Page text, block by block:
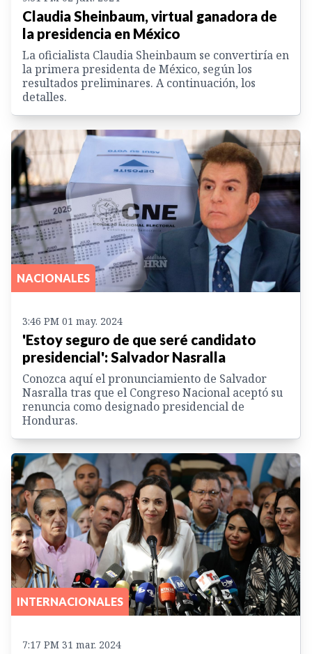
Claudia Sheinbaum, virtual ganadora de
la presidencia en México
La oficialista Claudia Sheinbaum se convertiría en
la primera presidenta de México, según los
resultados preliminares. A continuación, los
detalles.
NACIONALES
3:46 PM 01 may. 2024
'Estoy seguro de que seré candidato
presidencial': Salvador Nasralla
Conozca aquí el pronunciamiento de Salvador
Nasralla tras que el Congreso Nacional aceptó su
renuncia como designado presidencial de
Honduras.
INTERNACIONALES
7:17 PM 31 mar. 2024